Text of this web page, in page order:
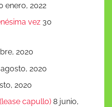
enero, 2022
vez 30
2020
2020
2020
capullo) 8 junio,